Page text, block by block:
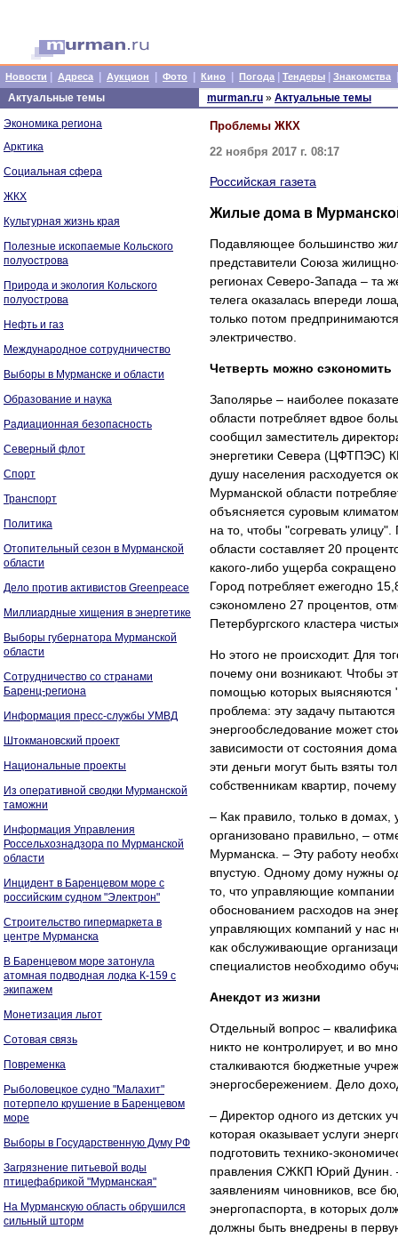
Новости Адреса Аукцион Фото Кино Погода Тендеры Знакомства
Актуальные темы
Экономика региона
Арктика
Социальная сфера
ЖКХ
Культурная жизнь края
Полезные ископаемые Кольского
полуострова
Природа и экология Кольского
полуострова
Нефть и газ
Международное сотрудничество
Выборы в Мурманске и области
Образование и наука
Радиационная безопасность
Северный флот
Спорт
Транспорт
Политика
Отопительный сезон в Мурманской
области
Дело против активистов Greenpeace
Миллиардные хищения в энергетике
Выборы губернатора Мурманской
области
Сотрудничество со странами
Баренц-региона
Информация пресс-службы УМВД
Штокмановский проект
Национальные проекты
Из оперативной сводки Мурманской
таможни
Информация Управления
Россельхознадзора по Мурманской
области
Инцидент в Баренцевом море с
российским судном "Электрон"
Строительство гипермаркета в
центре Мурманска
В Баренцевом море затонула
атомная подводная лодка К-159 с
экипажем
Монетизация льгот
Сотовая связь
Повременка
Рыболовецкое судно "Малахит"
потерпело крушение в Баренцевом
море
Выборы в Государственную Думу РФ
Загрязнение питьевой воды
птицефабрикой "Мурманская"
На Мурманскую область обрушился
сильный шторм
murman.ru » Актуальные темы
Проблемы ЖКХ
22 ноября 2017 г. 08:17
Российская газета
Жилые дома в
Подавляющее большинство
представители Союза
регионах Северо-Запада – та
телега оказалась впереди
только потом
электричество.
Четверть можно сэкономить
Заполярье – наиболее
области потребляет вдвое
сообщил заместитель
энергетики Севера (ЦФТПЭС)
душу населения расходуется
Мурманской области
объясняется суровым
на то, чтобы "согревать
области составляет 20
какого-либо ущерба
Город потребляет ежегодно
сэкономлено 27 процентов,
Петербургского кластера
Но этого не происходит. Для
почему они возникают. Чтобы
помощью которых выясняются
проблема: эту задачу
энергообследование может
зависимости от состояния
эти деньги могут быть взяты
собственникам квартир,
– Как правило, только в
организовано правильно, –
Мурманска. – Эту работу
впустую. Одному дому нужны
то, что управляющие компании
обоснованием расходов на
управляющих компаний у нас
как обслуживающие
специалистов необходимо
Анекдот из жизни
Отдельный вопрос –
никто не контролирует, и во
сталкиваются бюджетные
энергосбережением. Дело
– Директор одного из детских
которая оказывает услуги
подготовить технико-
правления СЖКП Юрий Дунин. –
заявлениям чиновников, все
энергопаспорта, в которых
должны быть внедрены в